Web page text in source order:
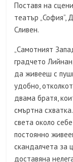
Поставя на
театър „София”,
Сливен.
„Самотният
градчето
да живееш с
удобно,
двама братя,
смъртна
света около
постоянно
скандалчета за
доставяна